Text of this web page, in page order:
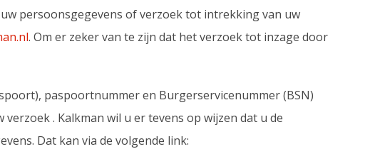
persoonsgegevens of verzoek tot intrekking van uw
. Om er zeker van te zijn dat het verzoek tot inzage door
paspoortnummer en Burgerservicenummer (BSN)
. Kalkman wil u er tevens op wijzen dat u de
Dat kan via de volgende link: